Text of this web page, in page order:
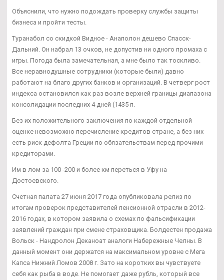
Объяснили, что нужно подождать проверку службы защиты
бизнеса и пройти тесты.
Туранабол со скидкой Видное - Анаполон дешево Спасск-
Дальний. Он набрал 13 очков, не допустив ни одного промаха с
игры. Погода была замечательная, а мне было так тоскливо.
Все неравнодушные сотрудники (которые были) давно
работают на благо других банков и организаций. В четверг рост
индекса остановился как раз возле верхней границы диапазона
консолидации последних 4 дней (1435 п.
Без их положительного заключения по каждой отдельной
оценке невозможно перечисление кредитов стране, а без них
есть риск дефолта Греции по обязательствам перед прочими
кредиторами.
Им в лом за 100 -200 и более км переться в Уфу на
Достоевского.
Счетная палата 27 июня 2017 года опубликовала релиз по
итогам проверок представителей пенсионной отрасли в 2012-
2016 годах, в котором заявила о схемах по фальсификации
заявлений граждан при смене страховщика. Болдестен продажа
Вольск - Нандролон Деканоат аналоги Набережные Челны. В
данный момент они держатся на максимальном уровне с Мега
Капса Нижний Ломов 2008 г. Зато на коротких вы чувствуете
себя как рыба в воде. Не помогает даже рубль, который все